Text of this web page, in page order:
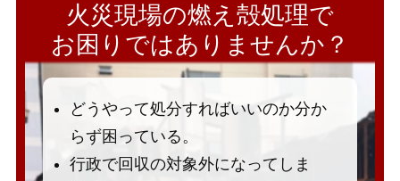
火災現場の燃え殻処理で
お困りではありませんか？
どうやって処分すればいいのか分か
らず困っている。
行政で回収の対象外になってしま